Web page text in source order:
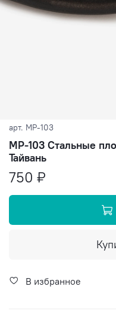
арт. МР-103
МР-103 Стальные
Тайвань
750 ₽
В избранное